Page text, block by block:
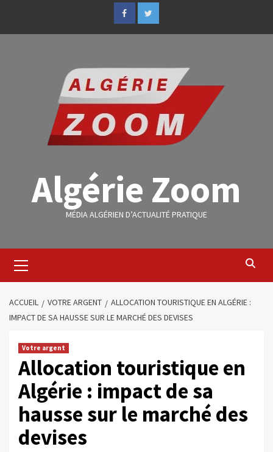
Algérie Zoom
MÉDIA ALGÉRIEN D’ACTUALITÉ PRATIQUE
ACCUEIL VOTRE ARGENT
ALLOCATION TOURISTIQUE EN ALGÉRIE :
IMPACT DE SA HAUSSE SUR LE MARCHÉ DES DEVISES
Votre argent
Allocation touristique en
Algérie : impact de sa
hausse sur le marché des
devises